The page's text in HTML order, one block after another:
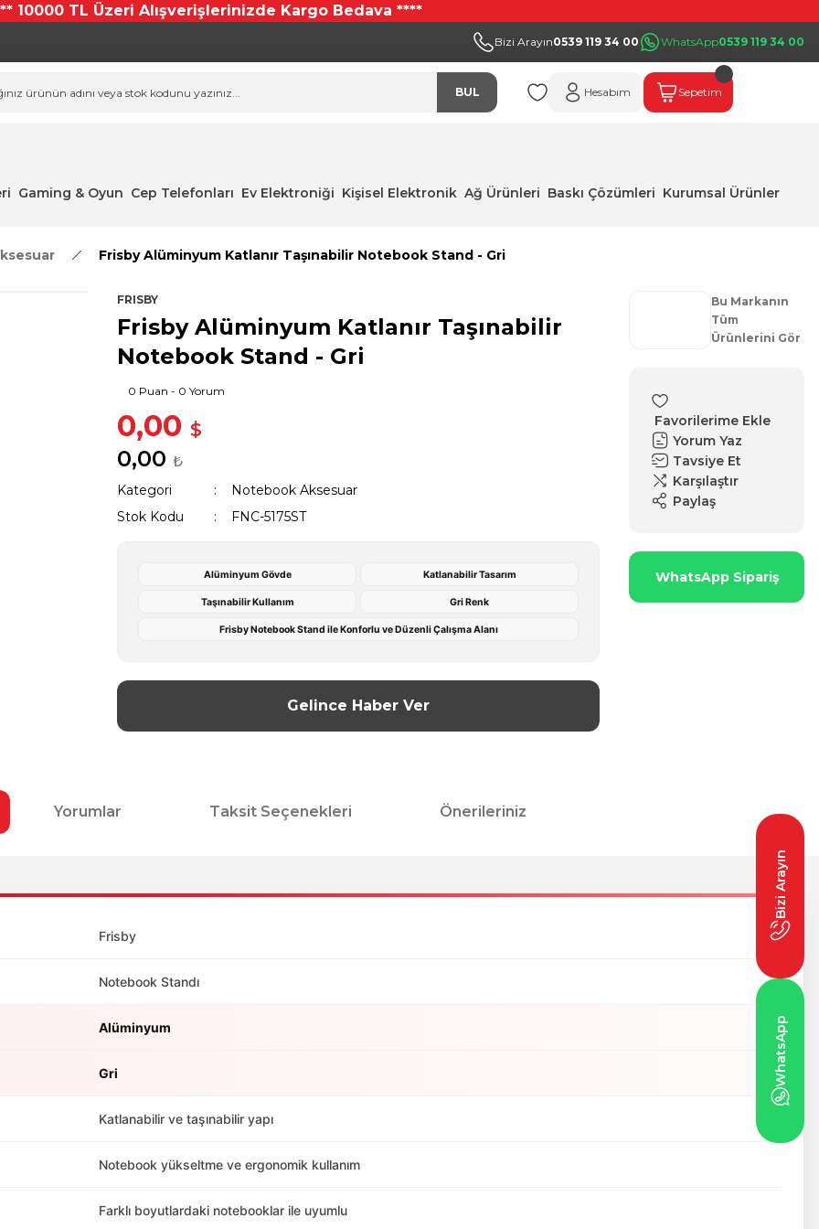
10000 TL Üzeri Alışverişlerinizde Kargo Bedava ****
Bizi Arayın0539 119 34 00 WhatsApp0539 119 34 00
BUL Hesabım Sepetim
Gaming & Oyun Cep Telefonları Ev Elektroniği Kişisel Elektronik Ağ Ürünleri Baskı Çözümleri Kurumsal Ürünler
Frisby Alüminyum Katlanır Taşınabilir Notebook Stand - Gri
FRISBY
Frisby Alüminyum Katlanır Taşınabilir
Notebook Stand - Gri
0 Puan - 0 Yorum
0,00 $
0,00 ₺
Kategori
Notebook Aksesuar
Stok Kodu
FNC-5175ST
Alüminyum Gövde Katlanabilir Tasarım
Taşınabilir Kullanım Gri Renk
Frisby Notebook Stand ile Konforlu ve Düzenli Çalışma Alanı
Gelince Haber Ver
Bu Markanın
Tüm
Ürünlerini Gör
Yorum Yaz
Tavsiye Et
Karşılaştır
Paylaş
WhatsApp Sipariş
Yorumlar Taksit Seçenekleri Önerileriniz
Frisby
Notebook Standı
Alüminyum
Gri
Katlanabilir ve taşınabilir yapı
Notebook yükseltme ve ergonomik kullanım
Farklı boyutlardaki notebooklar ile uyumlu
Bizi Arayın
WhatsApp